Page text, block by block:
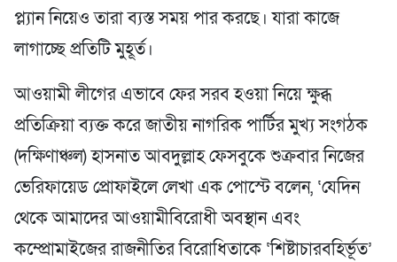
প্ল্যান নিয়েও তারা ব্যস্ত সময় পার করছে। যারা কাজে
লাগাচ্ছে প্রতিটি মুহূর্ত।
আওয়ামী লীগের এভাবে ফের সরব হওয়া নিয়ে ক্ষুব্ধ
প্রতিক্রিয়া ব্যক্ত করে জাতীয় নাগরিক পার্টির মুখ্য সংগঠক
(দক্ষিণাঞ্চল) হাসনাত আবদুল্লাহ ফেসবুকে শুক্রবার নিজের
ভেরিফায়েড প্রোফাইলে লেখা এক পোস্টে বলেন, ‘যেদিন
থেকে আমাদের আওয়ামীবিরোধী অবস্থান এবং
কম্প্রোমাইজের রাজনীতির বিরোধিতাকে ‘শিষ্টাচারবহির্ভূত’